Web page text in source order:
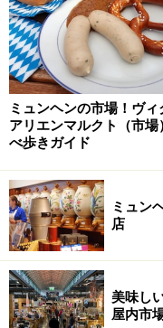
ミュンヘン春祭り
開催期間：2007年４
開催時間：月～木・
金・土曜、4/
30 （※初日は16：00
場所：テレージエン
アクセス：地下鉄U4
プログラム：4/20（
ニー
16：00
露店、遊園地などオー
4/21（土）
4/22（日）
ミュンヘンの市場！ヴィ
アリエンマルクト（市場
べ歩きガイド
ミュン
店
美味し
屋内市